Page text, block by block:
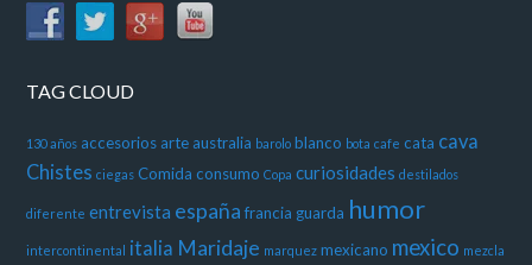
TAG CLOUD
130 años accesorios arte australia barolo blanco bota cafe cata cava
Chistes ciegas Comida consumo Copa curiosidades destilados
diferente entrevista españa francia guarda humor
intercontinental italia Maridaje marquez mexicano mexico mezcla